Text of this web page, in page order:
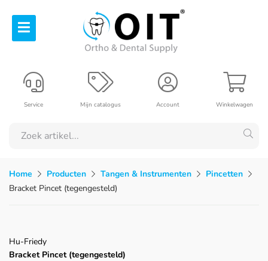
Winkelwagen
Account
Mijn catalogus
Service
Home Producten Tangen & Instrumenten
Pincetten
Bracket Pincet (tegengesteld)
Hu-Friedy
Bracket Pincet (tegengesteld)